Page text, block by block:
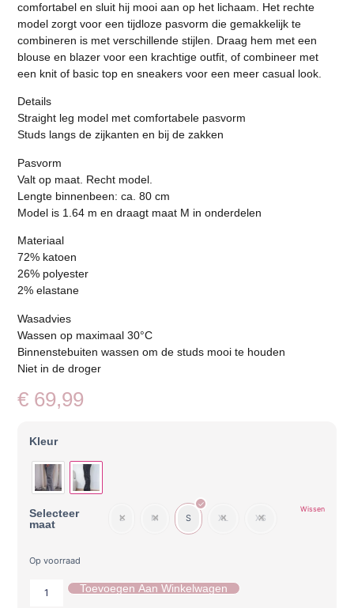
comfortabel en sluit hij mooi aan op het lichaam. Het rechte
model zorgt voor een tijdloze pasvorm die gemakkelijk te
combineren is met verschillende stijlen. Draag hem met een
blouse en blazer voor een krachtige outfit, of combineer met
een knit of basic top en sneakers voor een meer casual look.
Details
Straight leg model met comfortabele pasvorm
Studs langs de zijkanten en bij de zakken
Pasvorm
Valt op maat. Recht model.
Lengte binnenbeen: ca. 80 cm
Model is 1.64 m en draagt maat M in onderdelen
Materiaal
72% katoen
26% polyester
2% elastane
Wasadvies
Wassen op maximaal 30°C
Binnenstebuiten wassen om de studs mooi te houden
Niet in de droger
€ 69,99
Kleur
Selecteer
maat
L M S XL XS
Wissen
Op voorraad
Toevoegen Aan Winkelwagen